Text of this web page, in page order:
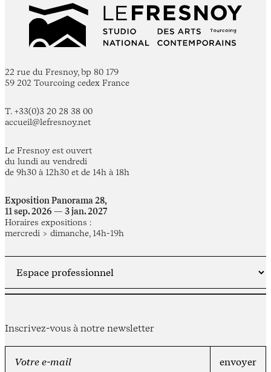
22 rue du Fresnoy, bp 80 179
59 202 Tourcoing cedex France
T. +33(0)3 20 28 38 00
accueil@lefresnoy.net
Le Fresnoy est ouvert
du lundi au vendredi
de 9h30 à 12h30 et de 14h à 18h
Exposition Panorama 28,
11 sep. 2026 — 3 jan. 2027
Horaires expositions :
mercredi > dimanche, 14h-19h
Inscrivez-vous à notre newsletter